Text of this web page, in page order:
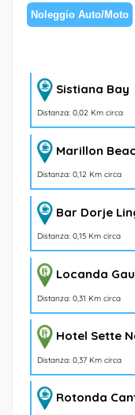
Noleggio Auto/Moto
Sistiana Bay
Distanza: 0,02 Km circa
Marillon
Distanza: 0,12 Km circa
Bar Dorje
Distanza: 0,15 Km circa
Locanda
Distanza: 0,31 Km circa
Hotel Sette
Distanza: 0,37 Km circa
Rotonda